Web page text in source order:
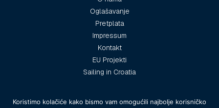
Oglašavanje
Pretplata
Impressum
Kontakt
EU Projekti
Sailing in Croatia
Koristimo kolačiće kako bismo vam omogućili najbolje korisničko